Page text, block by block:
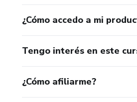
¿Cómo accedo a mi
Tengo interés en este
¿Cómo afiliarme?